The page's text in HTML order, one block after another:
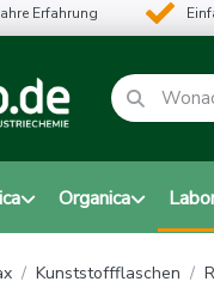
Erfahrung
Organica
Kunststoffflaschen